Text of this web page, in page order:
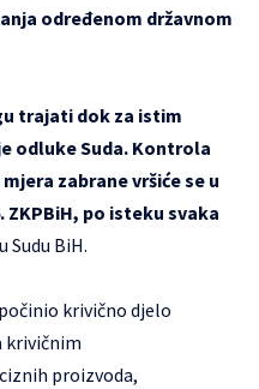
određenom državnom
trajati dok za istim
odluke Suda. Kontrola
zabrane vršiće se u
ZKPBiH, po isteku svaka
Sudu BiH.
krivično djelo
krivičnim
proizvoda,